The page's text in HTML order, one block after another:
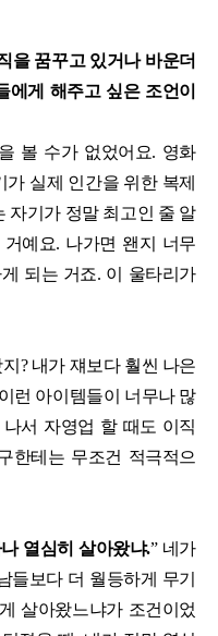
을 꿈꾸고 있거나 바운더
게 해주고 싶은 조언이
볼 수가 없었어요. 영화
실제 인간을 위한 복제
자기가 정말 최고인 줄 알
예요. 나가면 왠지 너무
되는 거죠. 이 울타리가
? 내가 쟤보다 훨씬 나은
런 아이템들이 너무나 많
서 자영업 할 때도 이직
한테는 무조건 적극적으
열심히 살아왔냐.” 네가
들보다 더 월등하게 무기
살아왔느냐가 조건이었